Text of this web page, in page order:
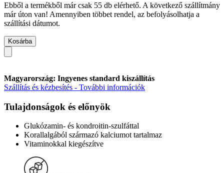
Ebből a termékből már csak 55 db elérhető. A következő szállítmány
már úton van! Amennyiben többet rendel, az befolyásolhatja a
szállítási dátumot.
Kosárba
Magyarország: Ingyenes standard kiszállítás
Szállítás és kézbesítés - További információk
Tulajdonságok és előnyök
Glukózamin- és kondroitin-szulfáttal
Korallalgából származó kalciumot tartalmaz
Vitaminokkal kiegészítve